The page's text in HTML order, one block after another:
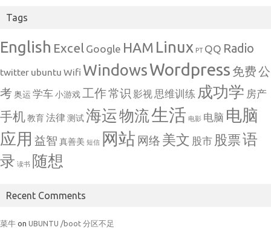
Tags
English Excel Google HAM Linux PT QQ Radio
twitter ubuntu Wifi WindowsWordpress 免费公
考奥运 学车小游戏 工作常识 影视 思维训练 成功学 房产
手机教育法律测试海运物流生活 电影 电脑 电脑
应用 益智 真善美 短信 网站 网络 美文 股市 股票语
录 读书 随想
Recent Comments
菜牛 on UBUNTU /boot 分区不足